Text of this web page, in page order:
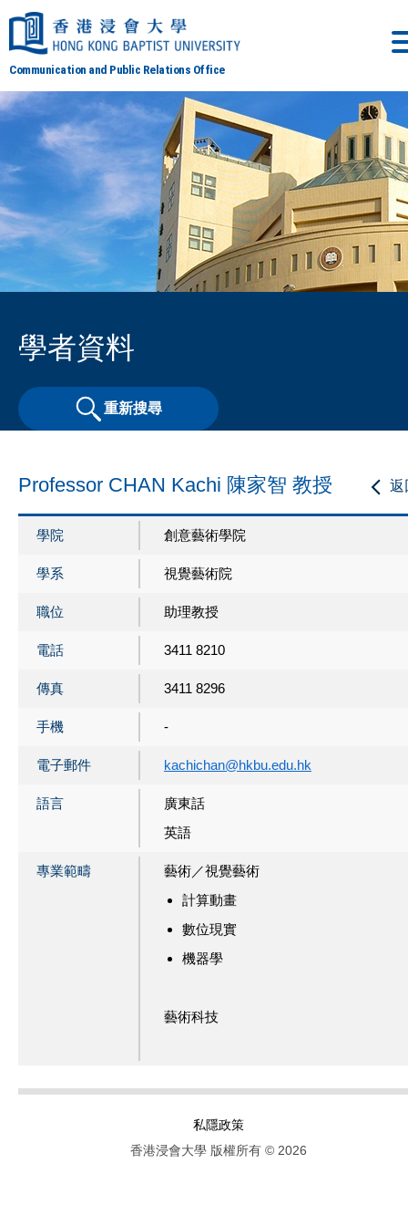
Communication and Public Relations Office
學者資料
重新搜尋
返
Professor CHAN Kachi 陳家智 教授
學院 創意藝術學院
學系 視覺藝術院
職位 助理教授
電話 3411 8210
傳真 3411 8296
手機 -
電子郵件 kachichan@hkbu.edu.hk
語言
廣東話
英語
專業範疇
藝術／視覺藝術
計算動畫
數位現實
機器學
藝術科技
私隱政策
香港浸會大學 版權所有 © 2026